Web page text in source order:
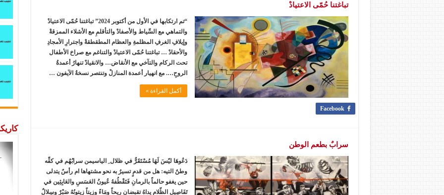
تباغتنا حُمّى الاعتيادْ
“تم ارتكابها في الأول من أكتوبر 2024” تباغتنا حُمّى الاعتيادْ
والتماهي مع السِّياط والأصفادْ والتأقلمِ مع الأشلاء الممزقةْ
وإيلافِ الغرفِ المظلمةِ والعظام المطقطقةْ واجترارِ الأمجادِ
والأحقادْ … تباغتنا حُمّى الاعتيادْ والتناغم مع صراخ الأطفال
تحت الركام والتآخي مع الأنقاض… والانقيادْ تنهارُ أعمدةُ
الروحِ…. مع انهيار أعمدة المنازلْ وتنتصر نسخةُ الآيفون …
أكمل القراءة »
Facebook
سرابٌ بطعم الوطن
دَعُوهَا ليّسَ لَهَا مُسْتَقَرٌّ في ظلال ِ الياسيمن سرابُهُم في كفِّه
وطنٌ التيه: هل من قدمٍ تسيرُ به نحو مشتهاها ام رأسٌ يتدلی
حين يغفو حالماً بالرمانِ فَتَقْطُفهُ عُيونُ العَسَسِ والعَابِثِين في
تَفَاصِيلِ الظّلامِ يداهُ تقبضان ريحاً ومَاءً وزيتاً زيتونُهُ صَبْرٌ وسِلالٌ